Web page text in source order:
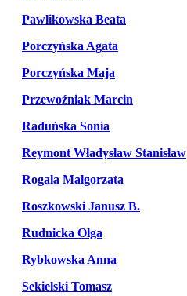
Pawlikowska Beata
Porczyńska Agata
Porczyńska Maja
Przewoźniak Marcin
Raduńska Sonia
Reymont Władysław Stanisław
Rogala Malgorzata
Roszkowski Janusz B.
Rudnicka Olga
Rybkowska Anna
Sekielski Tomasz